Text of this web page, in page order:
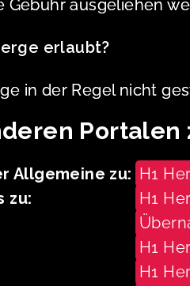
ausgeliehen
erlaubt?
in der Regel nicht
Portalen
Allgemeine zu: H1
zu:
H1
H1
H1